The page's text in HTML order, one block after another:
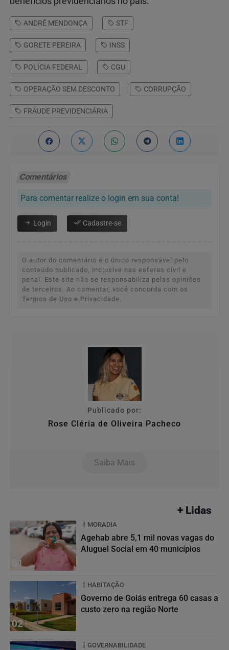
ANDRÉ MENDONÇA STF
GORETE PEREIRA INSS
POLÍCIA FEDERAL CGU
OPERAÇÃO SEM DESCONTO CORRUPÇÃO
FRAUDE PREVIDENCIÁRIA
Comentários
Para comentar realize o login em sua conta!
Login Cadastre-se
O autor do comentário é o único responsável pelo
conteúdo publicado, inclusive nas esferas civil e
penal. Este site não se responsabiliza pelas opiniões
de terceiros. Ao comentar, você concorda com os
Termos de Uso e Privacidade.
Publicado por:
Rose Cléria de Oliveira Pacheco
Saiba Mais
+ Lidas
01
MORADIA
Agehab abre 5,1 mil novas vagas do
Aluguel Social em 40 municípios
02
HABITAÇÃO
Governo de Goiás entrega 60 casas a
custo zero na região Norte
GOVERNABILIDADE